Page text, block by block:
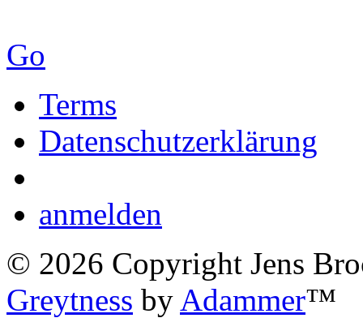
Go
Terms
Datenschutzerklärung
anmelden
© 2026 Copyright Jens
Greytness by Adammer™